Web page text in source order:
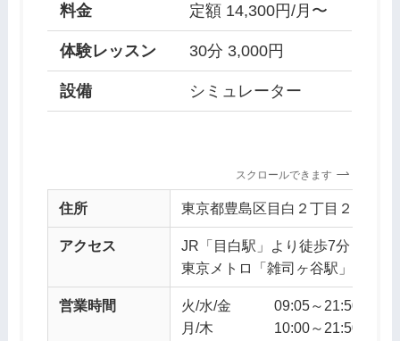
料金 定額 14,300円/月〜
体験レッスン 30分 3,000円
設備 シミュレーター
スクロールできます
住所 東京都豊島区目白２丁目２−１ 目
アクセス
JR「目白駅」より徒歩7分
東京メトロ「雑司ヶ谷駅」3番出
営業時間
火/水/金 09:05～21:50
月/木 10:00～21:50